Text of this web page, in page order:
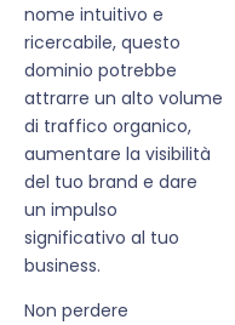
nome intuitivo e
ricercabile, questo
dominio potrebbe
attrarre un alto volume
di traffico organico,
aumentare la visibilità
del tuo brand e dare
un impulso
significativo al tuo
business.
Non perdere